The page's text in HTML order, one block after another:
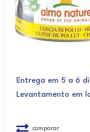
Entrega em 5 a 6
Levantamento em
comparar